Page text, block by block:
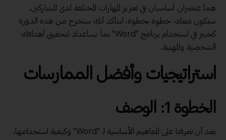
هما عنصران أساسيان في تعزيز المهارات المختلفة لدى المشاركين.
سنكون معك، خطوة بخطوة، لنتأكد أنك ستخرج من هذه الدورة
كخبير في استخدام برنامج "Word" بما يساعدك لتحقيق أهدافك
الشخصية والمهنية.
استراتيجيات وأفضل الممارسات
الخطوة 1: الوصف
بعد أن تعرفنا على المفاهيم الأساسية لـ "Word" وكيفية استخدامها،